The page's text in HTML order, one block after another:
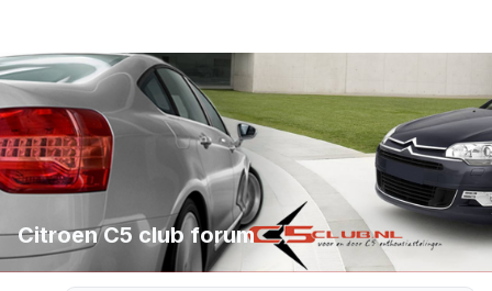
Citroen C5 club forum